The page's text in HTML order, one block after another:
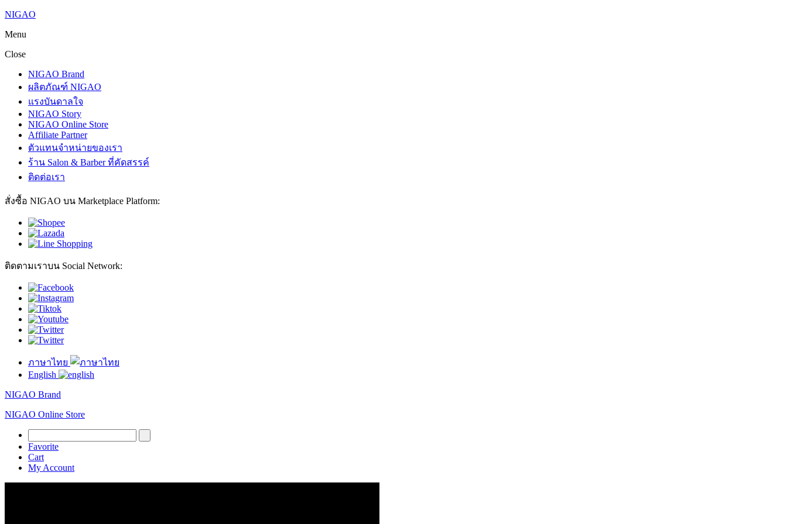
NIGAO
Menu
Close
NIGAO Brand
ผลิตภัณฑ์ NIGAO
แรงบันดาลใจ
NIGAO Story
NIGAO Online Store
Affiliate Partner
ตัวแทนจำหน่ายของเรา
ร้าน Salon & Barber ที่คัดสรรค์
ติดต่อเรา
สั่งซื้อ NIGAO บน Marketplace Platform:
ติดตามเราบน Social Network:
ภาษาไทย
English
NIGAO Brand
NIGAO Online Store
Favorite
Cart
My Account